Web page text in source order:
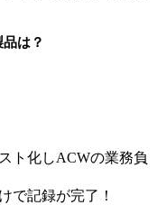
は？
ト化しACWの業務負
で記録が完了！